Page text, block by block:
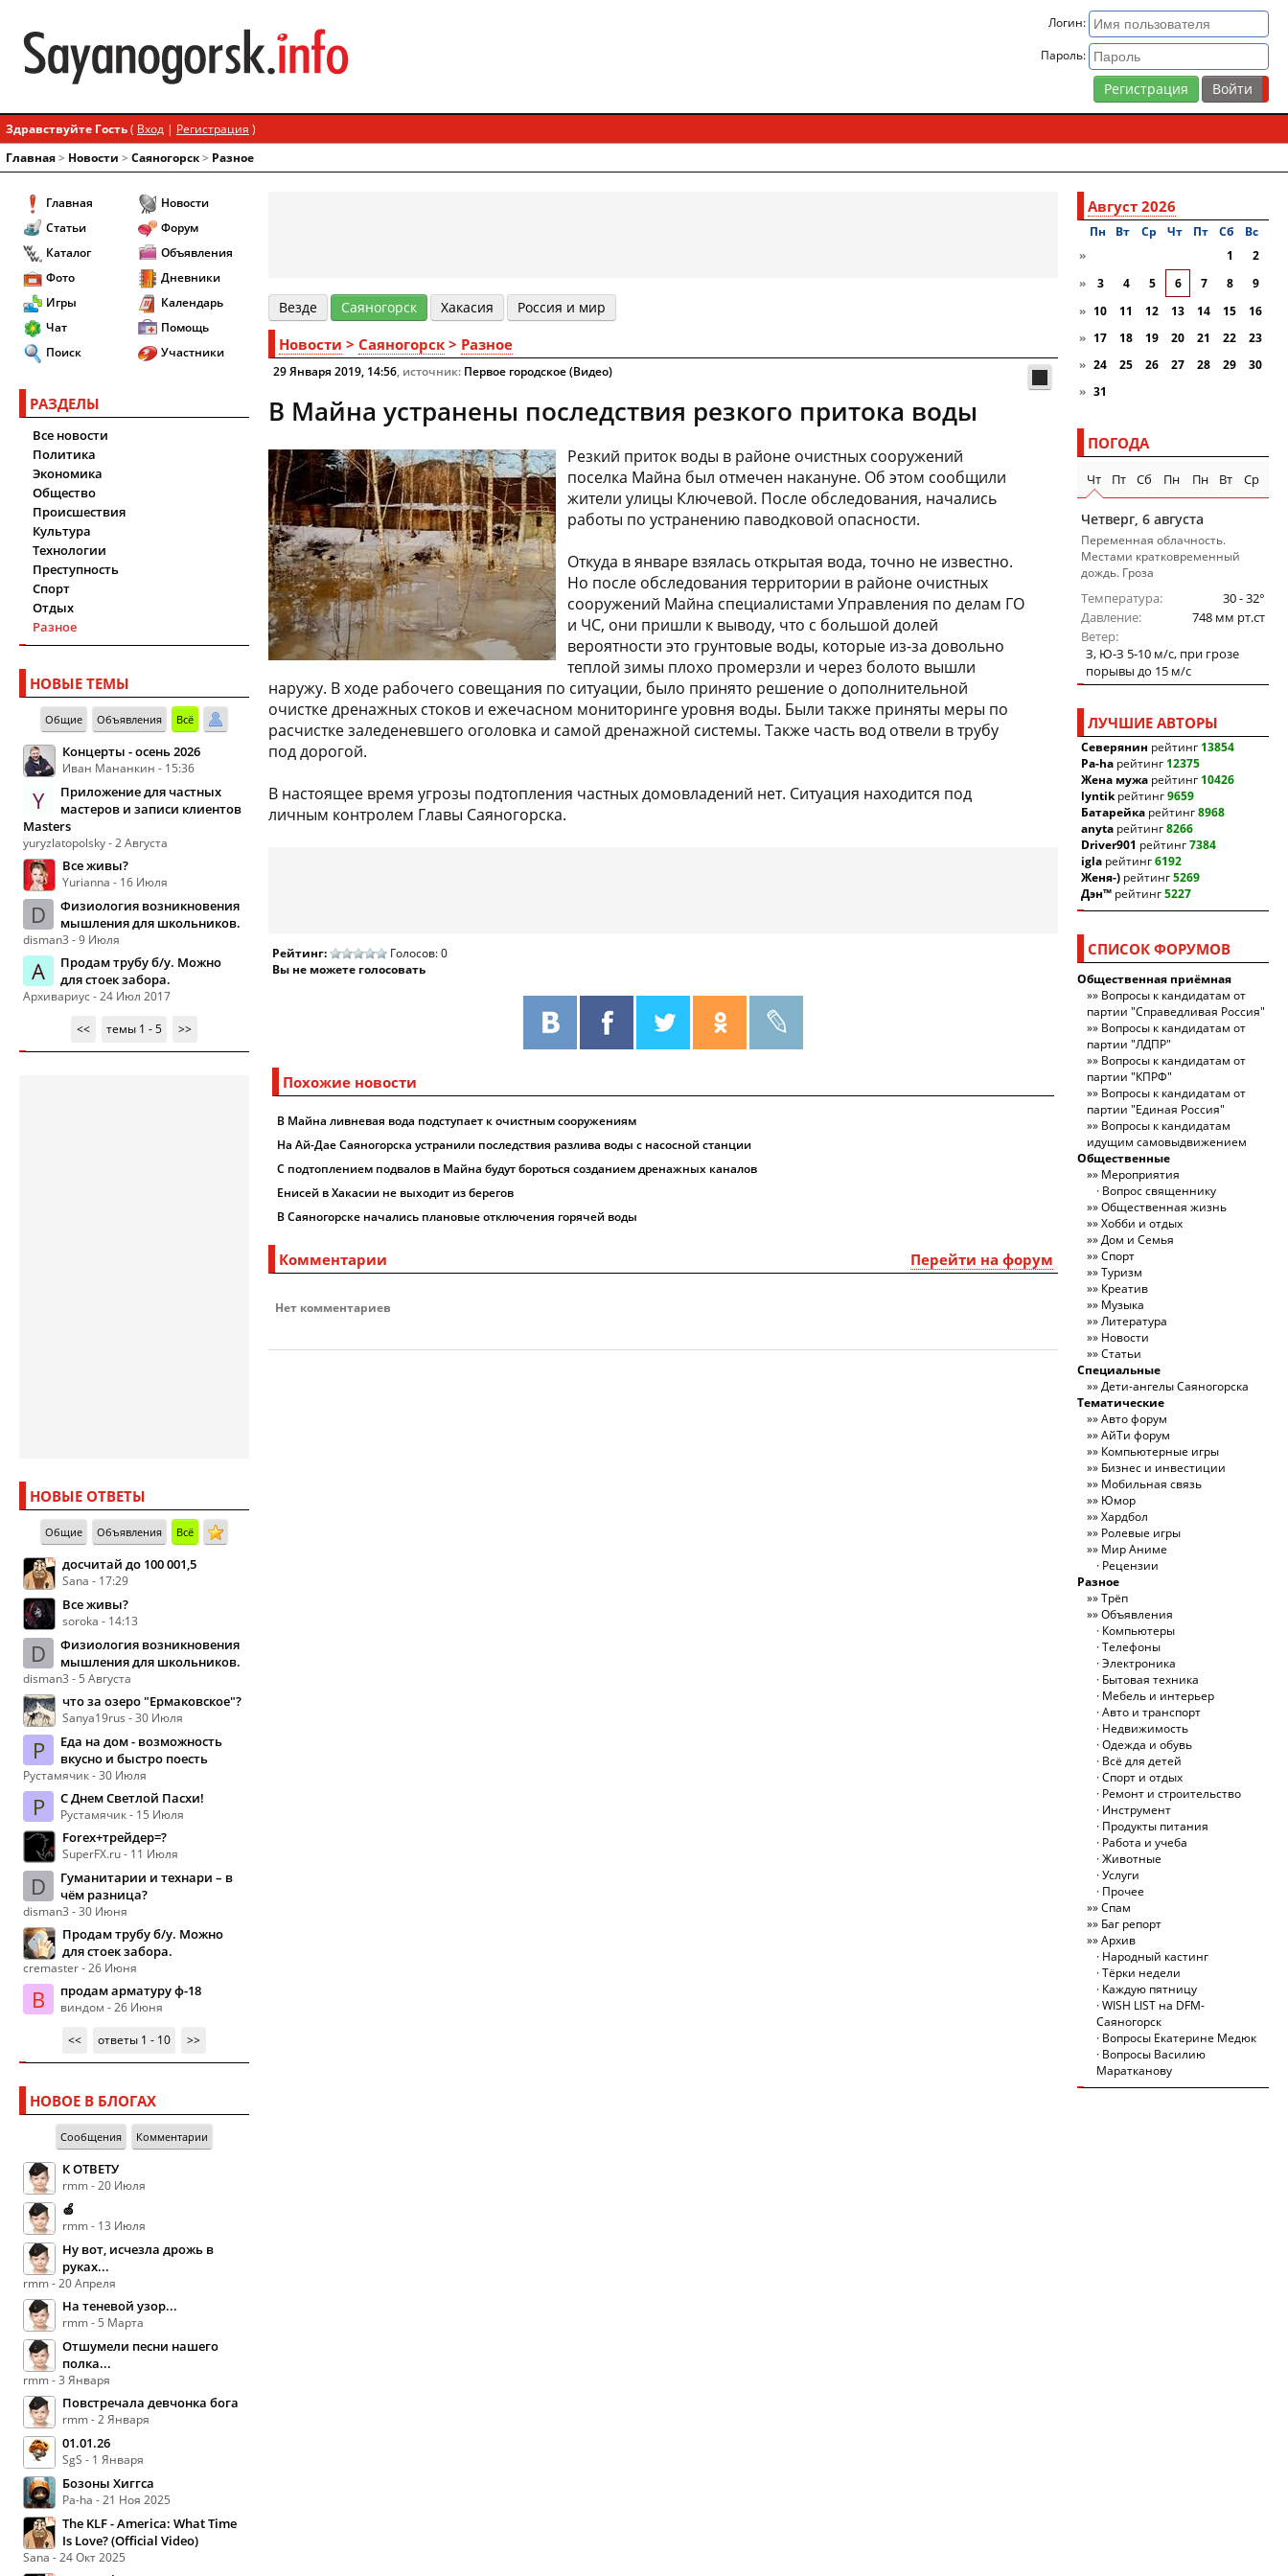
Логин:
Пароль:
Регистрация
Здравствуйте Гость( Вход | Регистрация )
Главная> Новости > Cаяногорск> Разное
Главная
Статьи
Каталог
Фото
Игры
Чат
Поиск
Новости
Форум
Объявления
Дневники
Календарь
Помощь
Участники
РАЗДЕЛЫ
Все новости
Политика
Экономика
Общество
Происшествия
Культура
Технологии
Преступность
Спорт
Отдых
Разное
НОВЫЕ ТЕМЫ
Общие Объявления Всё
Концерты - осень 2026
Иван Мананкин - 15:36
Y
Приложение для частных
мастеров и записи клиентов
Masters
yuryzlatopolsky - 2 Августа
Все живы?
Yurianna - 16 Июля
D
Физиология возникновения
мышления для школьников.
disman3 - 9 Июля
А
Продам трубу б/у. Можно
для стоек забора.
Архивариус - 24 Июл 2017
<<
темы 1 - 5 >>
НОВЫЕ ОТВЕТЫ
Общие Объявления Всё
досчитай до 100 001,5
Sana - 17:29
Все живы?
soroka - 14:13
D
Физиология возникновения
мышления для школьников.
disman3 - 5 Августа
что за озеро "Ермаковское"?
Sanya19rus - 30 Июля
Р
Еда на дом - возможность
вкусно и быстро поесть
Рустамячик - 30 Июля
Р С Днем Светлой Пасхи!
Рустамячик - 15 Июля
Forex+трейдер=?
SuperFX.ru - 11 Июля
D
Гуманитарии и технари – в
чём разница?
disman3 - 30 Июня
Продам трубу б/у. Можно
для стоек забора.
cremaster - 26 Июня
В продам арматуру ф-18
виндом - 26 Июня
<<
ответы 1 - 10 >>
НОВОЕ В БЛОГАХ
Сообщения Комментарии
К ОТВЕТУ
rmm - 20 Июля
🍏
rmm - 13 Июля
Ну вот, исчезла дрожь в
руках...
rmm - 20 Апреля
На теневой узор...
rmm - 5 Марта
Отшумели песни нашего
полка...
rmm - 3 Января
Повстречала девчонка бога
rmm - 2 Января
01.01.26
SgS - 1 Января
Бозоны Хиггса
Pa-ha - 21 Ноя 2025
The KLF - America: What Time
Is Love? (Official Video)
Sana - 24 Окт 2025
Везде Cаяногорск Хакасия Россия и мир
Новости > Cаяногорск > Разное
29 Января 2019, 14:56, источник: Первое городское (Видео)
В Майна устранены последствия резкого притока воды
Резкий приток воды в районе очистных сооружений
поселка Майна был отмечен накануне. Об этом сообщили
жители улицы Ключевой. После обследования, начались
работы по устранению паводковой опасности.
Откуда в январе взялась открытая вода, точно не известно.
Но после обследования территории в районе очистных
сооружений Майна специалистами Управления по делам ГО
и ЧС, они пришли к выводу, что с большой долей
вероятности это грунтовые воды, которые из-за довольно
теплой зимы плохо промерзли и через болото вышли
наружу. В ходе рабочего совещания по ситуации, было принято решение о дополнительной
очистке дренажных стоков и ежечасном мониторинге уровня воды. Были также приняты меры по
расчистке заледеневшего оголовка и самой дренажной системы. Также часть вод отвели в трубу
под дорогой.
В настоящее время угрозы подтопления частных домовладений нет. Ситуация находится под
личным контролем Главы Саяногорска.
Рейтинг:
Голосов: 0
Вы не можете голосовать
Похожие новости
В Майна ливневая вода подступает к очистным сооружениям
На Ай-Дае Саяногорска устранили последствия разлива воды с насосной станции
С подтоплением подвалов в Майна будут бороться созданием дренажных каналов
Енисей в Хакасии не выходит из берегов
В Саяногорске начались плановые отключения горячей воды
Перейти на форум
Комментарии
Нет комментариев
Август 2026
Пн Вт Ср Чт Пт Сб
Вc
»
1
2
»
3 4 5 6 7 8
9
» 10 11 12 13 14 15
16
» 17 18 19 20 21 22
23
» 24 25 26 27 28 29
30
» 31
ПОГОДА
Чт Пт Сб Пн Пн Вт Ср
Четверг, 6 августа
Переменная облачность.
Местами кратковременный
дождь. Гроза
Температура
30 - 32°
Давление
748 мм рт.ст
Ветер
З, Ю-З 5-10 м/c, при грозе
порывы до 15 м/c
ЛУЧШИЕ АВТОРЫ
Северянин рейтинг 13854
Pa-ha рейтинг 12375
Жена мужа рейтинг 10426
lyntikрейтинг9659
Батарейка рейтинг8968
anyta рейтинг8266
Driver901 рейтинг7384
igla рейтинг6192
Женя-) рейтинг5269
Дэн™ рейтинг5227
СПИСОК ФОРУМОВ
Общественная приёмная
Вопросы к кандидатам от
партии "Справедливая Россия"
Вопросы к кандидатам от
партии "ЛДПР"
Вопросы к кандидатам от
партии "КПРФ"
Вопросы к кандидатам от
партии "Единая Россия"
Вопросы к кандидатам
идущим самовыдвижением
Общественные
Мероприятия
Вопрос священнику
Общественная жизнь
Хобби и отдых
Дом и Семья
Спорт
Туризм
Креатив
Музыка
Литература
Новости
Статьи
Специальные
Дети-ангелы Саяногорска
Тематические
Авто форум
АйТи форум
Компьютерные игры
Бизнес и инвестиции
Мобильная связь
Юмор
Хардбол
Ролевые игры
Мир Аниме
Рецензии
Разное
Трёп
Объявления
Компьютеры
Телефоны
Электроника
Бытовая техника
Мебель и интерьер
Авто и транспорт
Недвижимость
Одежда и обувь
Всё для детей
Спорт и отдых
Ремонт и строительство
Инструмент
Продукты питания
Работа и учеба
Животные
Услуги
Прочее
Спам
Баг репорт
Архив
Народный кастинг
Тёрки недели
Каждую пятницу
WISH LIST на DFM-
Саяногорск
Вопросы Екатерине Медюк
Вопросы Василию
Маратканову